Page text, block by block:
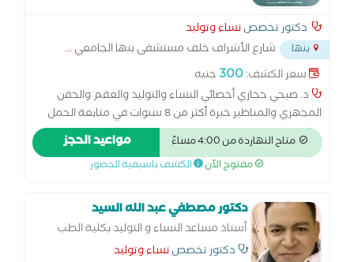
دكتور تخصصنساء وتوليد
بنها شارع الأشراف خلف مستشفى بنها الجامعي...
سعر الكشف:300 جنيه
د. صبحي حجازي أخصائي النساء والتوليد والعقم والحقن
المجهري والمناظير خبرة أكثر من 8 سنوات في متابعة الحمل
والولادة الطبيعية والقيصرية، وعلاج تأخر الحمل والحقن
المجهري. متخصص في مناظير الرحم والبطن وعلاج تكيس
المبايض وبطانة الرحم المهاجرة. أسعى لتقديم رعاية متكاملة
وحتى تحقيق حلم الأمومة
متاح النهاردة من 4:00 مساءً مواعيد الحجز
مفتوح الآن الكشف باسبقية الحضور
دكتور مصطفي عبد الله السيد
أستاذ مساعد النساء و التوليد بكلية الطب
بجامعة بنها
دكتور تخصصنساء وتوليد